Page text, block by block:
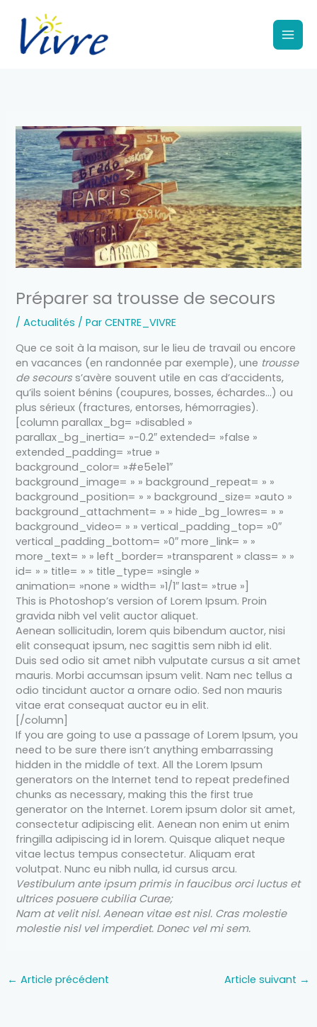
contenu
Préparer sa trousse de secours
/Actualités / ParCENTRE_VIVRE
Que ce soit à la maison, sur le lieu de travail ou encore
en vacances (en randonnée par exemple), une trousse
de secours s’avère souvent utile en cas d’accidents,
qu’ils soient bénins (coupures, bosses, échardes…) ou
plus sérieux (fractures, entorses, hémorragies).
[column parallax_bg= »disabled »
parallax_bg_inertia= »-0.2″ extended= »false »
extended_padding= »true »
background_color= »#e5e1e1″
background_image= » » background_repeat= » »
background_position= » » background_size= »auto »
background_attachment= » » hide_bg_lowres= » »
background_video= » » vertical_padding_top= »0″
vertical_padding_bottom= »0″ more_link= » »
more_text= » » left_border= »transparent » class= » »
id= » » title= » » title_type= »single »
animation= »none » width= »1/1″ last= »true »]
This is Photoshop’s version of Lorem Ipsum. Proin
gravida nibh vel velit auctor aliquet.
Aenean sollicitudin, lorem quis bibendum auctor, nisi
elit consequat ipsum, nec sagittis sem nibh id elit.
Duis sed odio sit amet nibh vulputate cursus a sit amet
mauris. Morbi accumsan ipsum velit. Nam nec tellus a
odio tincidunt auctor a ornare odio. Sed non mauris
vitae erat consequat auctor eu in elit.
[/column]
If you are going to use a passage of Lorem Ipsum, you
need to be sure there isn’t anything embarrassing
hidden in the middle of text. All the Lorem Ipsum
generators on the Internet tend to repeat predefined
chunks as necessary, making this the first true
generator on the Internet. Lorem ipsum dolor sit amet,
consectetur adipiscing elit. Aenean non enim ut enim
fringilla adipiscing id in lorem. Quisque aliquet neque
vitae lectus tempus consectetur. Aliquam erat
volutpat. Nunc eu nibh nulla, id cursus arcu.
Vestibulum ante ipsum primis in faucibus orci luctus et
ultrices posuere cubilia Curae;
Nam at velit nisl. Aenean vitae est nisl. Cras molestie
molestie nisl vel imperdiet. Donec vel mi sem.
← Article précédent Article suivant →